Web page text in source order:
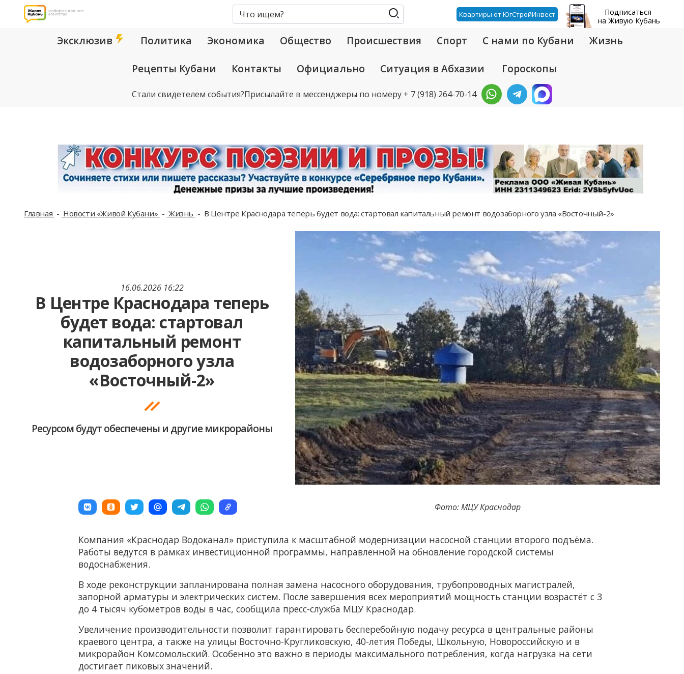
Квартиры от ЮгСтройИнвест
Подписаться
на Живую Кубань
Эксклюзив Политика Экономика Общество Происшествия Спорт С нами по Кубани Жизнь
Рецепты Кубани Контакты Официально Ситуация в Абхазии Гороскопы
Стали свидетелем события?Присылайте в мессенджеры по номеру + 7 (918) 264-70-14
Главная Новости «Живой Кубани» Жизнь В Центре Краснодара теперь будет вода: стартовал капитальный ремонт водозаборного узла «Восточный-2»
16.06.2026 16:22
В Центре Краснодара теперь
будет вода: стартовал
капитальный ремонт
водозаборного узла
«Восточный-2»
Ресурсом будут обеспечены и другие микрорайоны
Фото: МЦУ Краснодар
Компания «Краснодар Водоканал» приступила к масштабной модернизации насосной станции второго подъёма.
Работы ведутся в рамках инвестиционной программы, направленной на обновление городской системы
водоснабжения.
В ходе реконструкции запланирована полная замена насосного оборудования, трубопроводных магистралей,
запорной арматуры и электрических систем. После завершения всех мероприятий мощность станции возрастёт с 3
до 4 тысяч кубометров воды в час, сообщила пресс-служба МЦУ Краснодар.
Увеличение производительности позволит гарантировать бесперебойную подачу ресурса в центральные районы
краевого центра, а также на улицы Восточно-Кругликовскую, 40-летия Победы, Школьную, Новороссийскую и в
микрорайон Комсомольский. Особенно это важно в периоды максимального потребления, когда нагрузка на сети
достигает пиковых значений.